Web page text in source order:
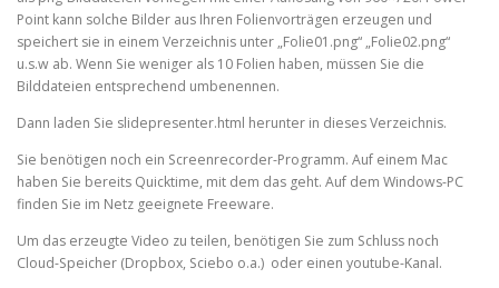
Point kann solche Bilder aus Ihren Folienvorträgen erzeugen und
speichert sie in einem Verzeichnis unter „Folie01.png“ „Folie02.png“
u.s.w ab. Wenn Sie weniger als 10 Folien haben, müssen Sie die
Bilddateien entsprechend umbenennen.
Dann laden Sie slidepresenter.html herunter in dieses Verzeichnis.
Sie benötigen noch ein Screenrecorder-Programm. Auf einem Mac
haben Sie bereits Quicktime, mit dem das geht. Auf dem Windows-PC
finden Sie im Netz geeignete Freeware.
Um das erzeugte Video zu teilen, benötigen Sie zum Schluss noch
Cloud-Speicher (Dropbox, Sciebo o.a.) oder einen youtube-Kanal.